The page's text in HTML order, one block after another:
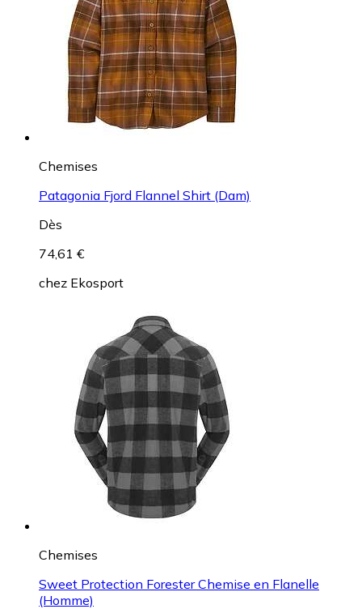
Chemises
Patagonia Fjord Flannel Shirt (Dam)
Dès
74,61 €
chez Ekosport
Chemises
Sweet Protection Forester Chemise en Flanelle
(Homme)